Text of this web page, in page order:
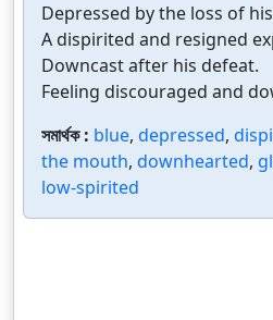
Depressed by the loss of
A dispirited and resigned
Downcast after his defeat.
Feeling discouraged and
সমার্থক : blue, depressed,
the mouth, downhearted,
low-spirited